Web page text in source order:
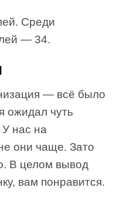
Среди
— 34.
— всё было
ожидал чуть
нас на
они чаще. Зато
В целом вывод
вам понравится.